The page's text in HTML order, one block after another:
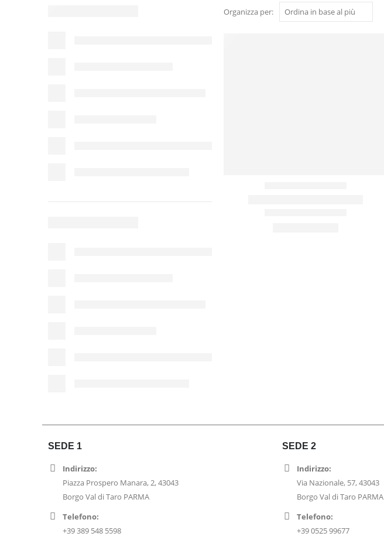
Organizza per:
SEDE 1
Indirizzo:
Piazza Prospero Manara, 2, 43043
Borgo Val di Taro PARMA
Telefono:
+39 389 548 5598
SEDE 2
Indirizzo:
Via Nazionale, 57, 43043
Borgo Val di Taro PARMA
Telefono:
+39 0525 99677